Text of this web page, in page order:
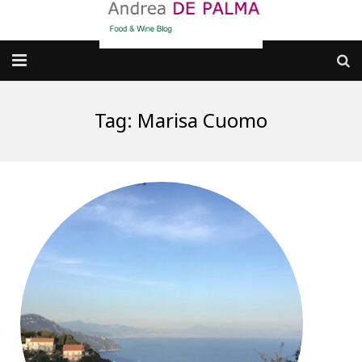
dove MANGIARE
cosa CUCINARE
dove ANDARE
Punti di vista e approfondimenti
Contatti
Tag: Marisa Cuomo